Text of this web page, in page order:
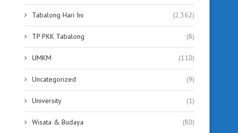
Tabalong Hari Ini (2,362)
TP PKK Tabalong (8)
UMKM (110)
Uncategorized (9)
University (1)
Wisata & Budaya (80)